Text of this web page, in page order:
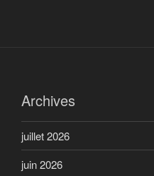
Archives
juillet 2026
juin 2026